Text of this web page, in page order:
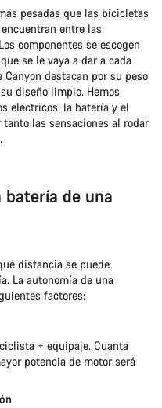
pesadas que las bicicletas
entre las
componentes se escogen
se le vaya a dar a cada
destacan por su peso
diseño limpio. Hemos
eléctricos: la batería y el
las sensaciones al rodar
batería de una
distancia se puede
La autonomía de una
factores:
+ equipaje. Cuanta
potencia de motor será